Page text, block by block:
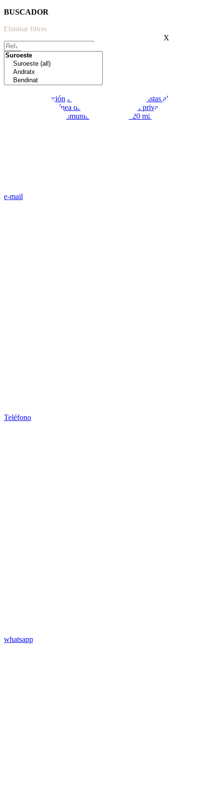
BUSCADOR
Eliminar filtros
Nueva construcción Jardín Vistas al mar
Primera línea de mar Piscina privada
Piscina comunitaria Menos de 20 minutos de palma
X
e-mail
Teléfono
whatsapp